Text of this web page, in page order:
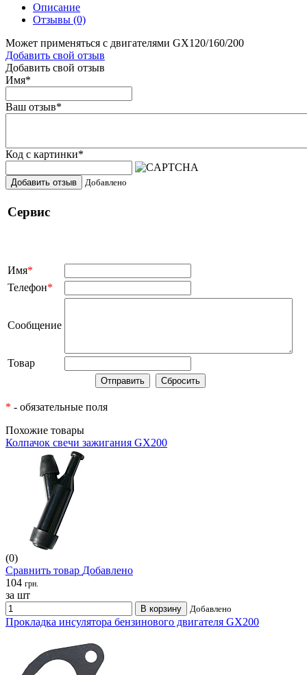
Описание
Отзывы (0)
Может применяться с двигателями GX120/160/200
Добавить свой отзыв
Добавить свой отзыв
Имя*
Ваш отзыв*
Код с картинки*
Добавить отзыв Добавлено
Сервис
Имя*
Телефон*
Сообщение
Товар
* - обязательные поля
Похожие товары
Колпачок свечи зажигания GX200
(0)
Сравнить товар Добавлено
104 грн.
за шт
В корзину Добавлено
Прокладка инсулятора бензинового двигателя GX200